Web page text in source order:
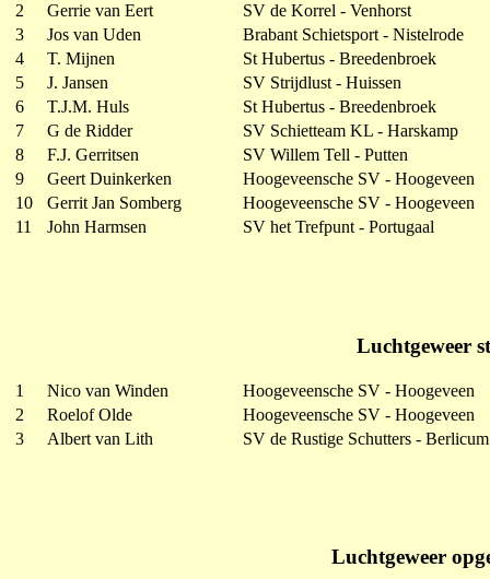
2
Gerrie van Eert
SV de Korrel - Venhorst
3
Jos van Uden
Brabant Schietsport - Nistelrode
4
T. Mijnen
St Hubertus - Breedenbroek
5
J. Jansen
SV Strijdlust - Huissen
6
T.J.M. Huls
St Hubertus - Breedenbroek
7
G de Ridder
SV Schietteam KL - Harskamp
8
F.J. Gerritsen
SV Willem Tell - Putten
9
Geert Duinkerken
Hoogeveensche SV - Hoogeveen
10
Gerrit Jan Somberg
Hoogeveensche SV - Hoogeveen
11
John Harmsen SV het Trefpunt - Portugaal
Luchtgeweer
1 Nico van Winden
Hoogeveensche SV - Hoogeveen
2
Roelof Olde
Hoogeveensche SV - Hoogeveen
3
Albert van Lith SV de Rustige Schutters - Berlicum
Luchtgeweer